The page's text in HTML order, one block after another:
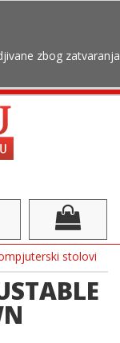
zbog zatvaranja
stolovi